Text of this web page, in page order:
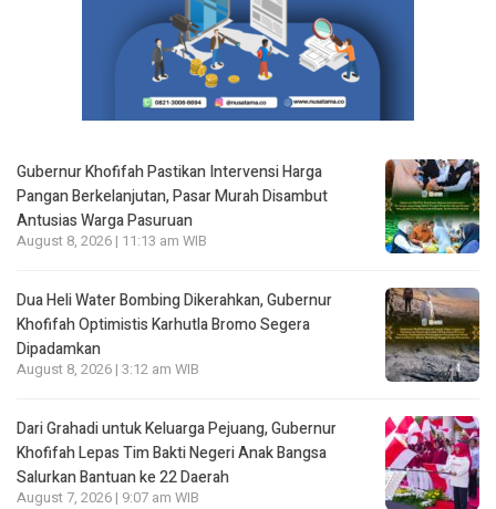
Gubernur Khofifah Pastikan Intervensi Harga
Pangan Berkelanjutan, Pasar Murah Disambut
Antusias Warga Pasuruan
August 8, 2026 | 11:13 am WIB
Dua Heli Water Bombing Dikerahkan, Gubernur
Khofifah Optimistis Karhutla Bromo Segera
Dipadamkan
August 8, 2026 | 3:12 am WIB
Dari Grahadi untuk Keluarga Pejuang, Gubernur
Khofifah Lepas Tim Bakti Negeri Anak Bangsa
Salurkan Bantuan ke 22 Daerah
August 7, 2026 | 9:07 am WIB